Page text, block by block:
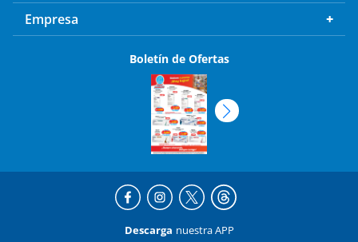
Empresa
Boletín de Ofertas
Descarga nuestra APP